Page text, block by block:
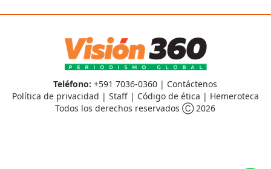
Teléfono: +591 7036-0360 | Contáctenos
Política de privacidad | Staff| Código de ética | Hemeroteca
Todos los derechos reservados Ⓒ 2026